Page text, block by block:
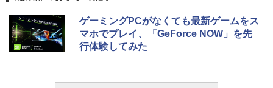
ゲーミングPCがなくても最新ゲームをス
マホでプレイ、「GeForce NOW」を先
行体験してみた